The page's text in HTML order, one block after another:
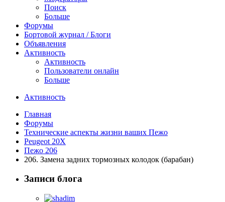
Поиск
Больше
Форумы
Бортовой журнал / Блоги
Объявления
Активность
Активность
Пользователи онлайн
Больше
Активность
Главная
Форумы
Технические аспекты жизни ваших Пежо
Peugeot 20X
Пежо 206
206. Замена задних тормозных колодок (барабан)
Записи блога